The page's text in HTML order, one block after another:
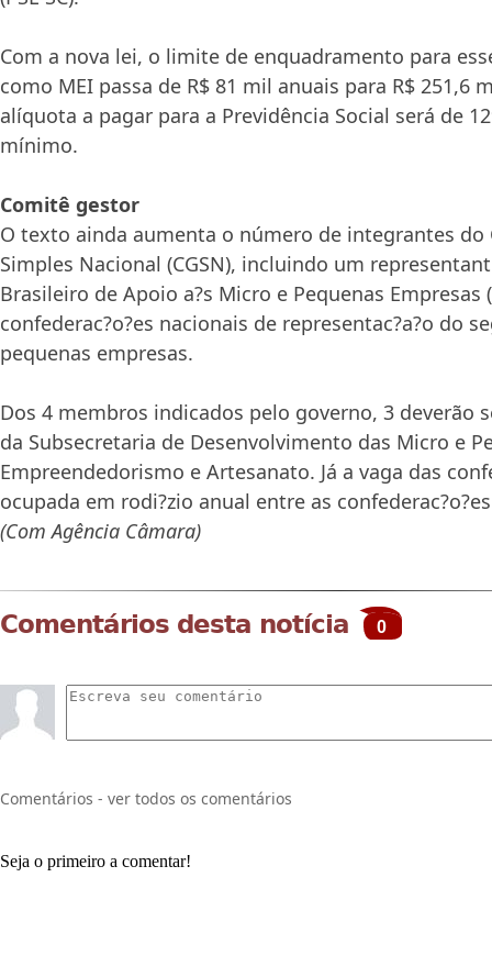
Com a nova lei, o limite de enquadramento para
como MEI passa de R$ 81 mil anuais para R$ 251,6
alíquota a pagar para a Previdência Social será de
mínimo.
Comitê gestor
O texto ainda aumenta o número de integrantes do
Simples Nacional (CGSN), incluindo um
Brasileiro de Apoio a?s Micro e Pequenas Empresas
confederac?o?es nacionais de representac?a?o do
pequenas empresas.
Dos 4 membros indicados pelo governo, 3 deverão
da Subsecretaria de Desenvolvimento das Micro e
Empreendedorismo e Artesanato. Já a vaga das
ocupada em rodi?zio anual entre as
(Com Agência Câmara)
Comentários desta notícia 0
Comentários - ver todos os comentários
Seja o primeiro a comentar!